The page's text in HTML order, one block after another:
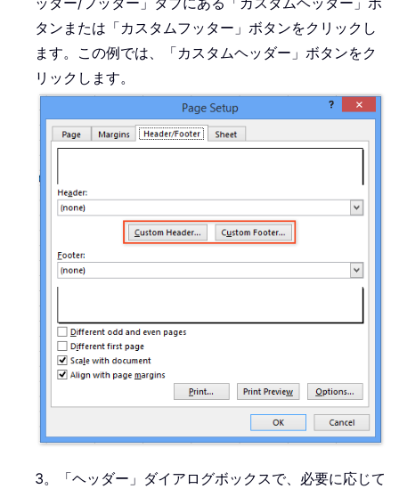
タンまたは「カスタムフッター」ボタンをクリックし
ます。この例では、「カスタムヘッダー」ボタンをク
リックします。
3。「ヘッダー」ダイアログボックスで、必要に応じて